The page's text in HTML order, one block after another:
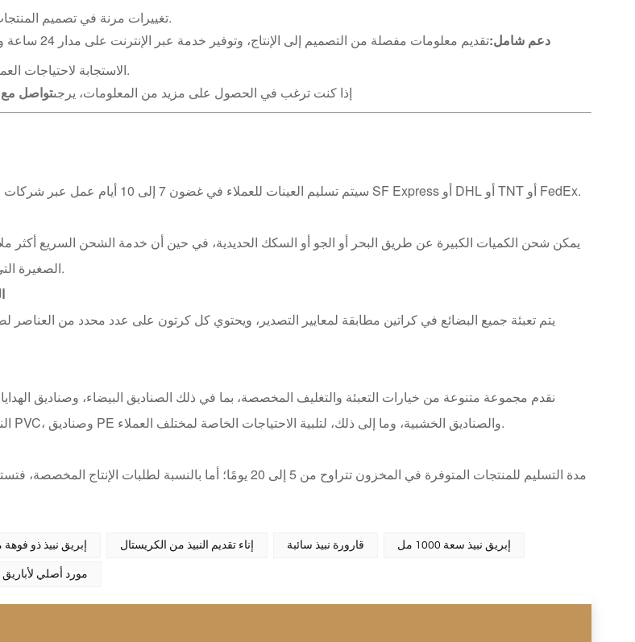
تغييرات مرنة في تصميم المنتجات وتطوير سلاسل جديدة.
دعم شامل: تقديم معلومات مفصلة
إذا كنت ترغب في الحصول على مزيد من المعلومات، يرجىتواصل مع
سيتم تسليم العينات للعملاء في غضون 7 إلى 10 أيام عمل عبر شركات الخدمات اللوجستية مثل SF Express أو DHL أو TNT أو FedEx.
يمكن شحن الكميات الكبيرة عن طريق البحر أو الجو أو السكك الحديدية، في حين أن خدمة الشحن السريع أكثر
الصغيرة التي تحتاج إلى تسليم سريع.
يتم تعبئة جميع البضائع في كراتين مطابقة لمعايير التصدير، ويحتوي كل كرتون على عدد محدد من العناصر
نقدم مجموعة متنوعة من خيارات التعبئة والتغليف المخصصة، بما في ذلك الصناديق البيضاء، وصناديق
النوافذ المصنوعة من مادة PVC، وصناديق PE والصناديق الخشبية، وما إلى ذلك، لتلبية الاحتياجات الخاصة لمختلف العملاء.
إبريق نبيذ ذو فوهة إناء تقديم النبيذ من الكريستال قارورة نبيذ سائبة إبريق نبيذ سعة 1000 مل
مورد أصلي لأباريق